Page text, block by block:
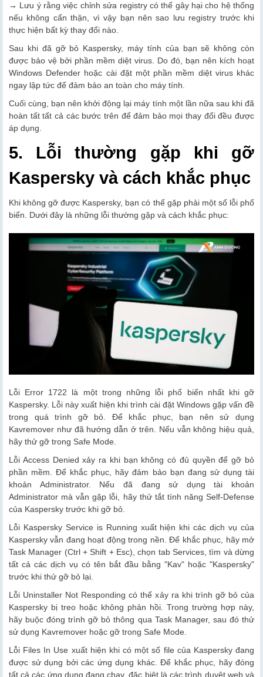
→ Lưu ý rằng việc chỉnh sửa registry có thể gây hại cho hệ thống
nếu không cẩn thận, vì vậy bạn nên sao lưu registry trước khi
thực hiện bất kỳ thay đổi nào.
Sau khi đã gỡ bỏ Kaspersky, máy tính của bạn sẽ không còn
được bảo vệ bởi phần mềm diệt virus. Do đó, bạn nên kích hoạt
Windows Defender hoặc cài đặt một phần mềm diệt virus khác
ngay lập tức để đảm bảo an toàn cho máy tính.
Cuối cùng, bạn nên khởi động lại máy tính một lần nữa sau khi đã
hoàn tất tất cả các bước trên để đảm bảo mọi thay đổi đều được
áp dụng.
5. Lỗi thường gặp khi gỡ
Kaspersky và cách khắc phục
Khi không gỡ được Kaspersky, bạn có thể gặp phải một số lỗi phổ
biến. Dưới đây là những lỗi thường gặp và cách khắc phục:
Lỗi Error 1722 là một trong những lỗi phổ biến nhất khi gỡ
Kaspersky. Lỗi này xuất hiện khi trình cài đặt Windows gặp vấn đề
trong quá trình gỡ bỏ. Để khắc phục, bạn nên sử dụng
Kavremover như đã hướng dẫn ở trên. Nếu vẫn không hiệu quả,
hãy thử gỡ trong Safe Mode.
Lỗi Access Denied xảy ra khi bạn không có đủ quyền để gỡ bỏ
phần mềm. Để khắc phục, hãy đảm bảo bạn đang sử dụng tài
khoản Administrator. Nếu đã đang sử dụng tài khoản
Administrator mà vẫn gặp lỗi, hãy thử tắt tính năng Self-Defense
của Kaspersky trước khi gỡ bỏ.
Lỗi Kaspersky Service is Running xuất hiện khi các dịch vụ của
Kaspersky vẫn đang hoạt động trong nền. Để khắc phục, hãy mở
Task Manager (Ctrl + Shift + Esc), chọn tab Services, tìm và dừng
tất cả các dịch vụ có tên bắt đầu bằng "Kav" hoặc "Kaspersky"
trước khi thử gỡ bỏ lại.
Lỗi Uninstaller Not Responding có thể xảy ra khi trình gỡ bỏ của
Kaspersky bị treo hoặc không phản hồi. Trong trường hợp này,
hãy buộc đóng trình gỡ bỏ thông qua Task Manager, sau đó thử
sử dụng Kavremover hoặc gỡ trong Safe Mode.
Lỗi Files In Use xuất hiện khi có một số file của Kaspersky đang
được sử dụng bởi các ứng dụng khác. Để khắc phục, hãy đóng
tất cả các ứng dụng đang chạy, đặc biệt là các trình duyệt web và